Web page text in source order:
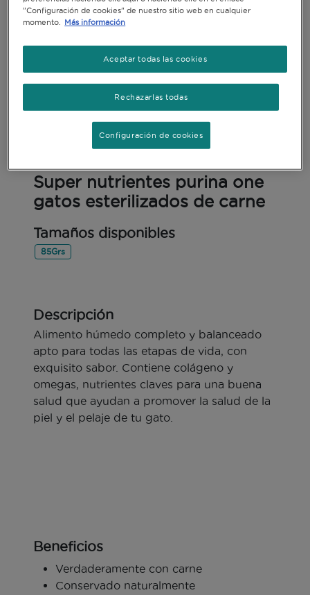
Super nutrientes purina one
gatos esterilizados de carne
Tamaños disponibles
85Grs
Descripción
Alimento húmedo completo y balanceado
apto para todas las etapas de vida, con
exquisito sabor. Contiene colágeno y
omegas, nutrientes claves para una buena
salud que ayudan a promover la salud de la
piel y el pelaje de tu gato.
Beneficios
Verdaderamente con carne
Conservado naturalmente
"Configuración de cookies" de nuestro sitio web en cualquier
momento.
Más información
Rechazarlas todas
Aceptar todas las cookies
Configuración de cookies